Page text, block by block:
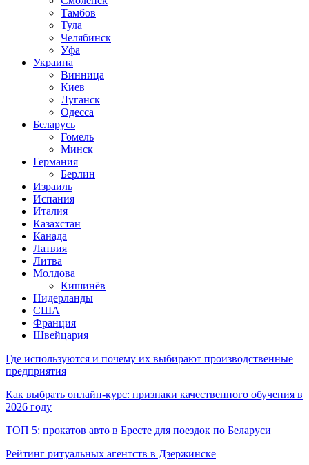
Тамбов
Тула
Челябинск
Уфа
Украина
Винница
Киев
Луганск
Одесса
Беларусь
Гомель
Минск
Германия
Берлин
Израиль
Испания
Италия
Казахстан
Канада
Латвия
Литва
Молдова
Кишинёв
Нидерланды
США
Франция
Швейцария
Где используются и почему их выбирают производственные
предприятия
Как выбрать онлайн-курс: признаки качественного обучения в
2026 году
ТОП 5: прокатов авто в Бресте для поездок по Беларуси
Рейтинг ритуальных агентств в Дзержинске